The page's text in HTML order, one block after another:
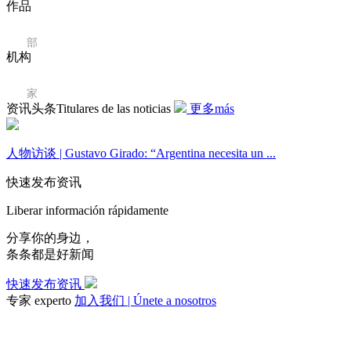
作品
部
机构
家
资讯头条Titulares de las noticias 更多más
人物访谈 | Gustavo Girado: “Argentina necesita un ...
快速发布资讯
Liberar información rápidamente
分享你的身边，
条条都是好新闻
快速发布资讯
专家 experto 加入我们 | Únete a nosotros